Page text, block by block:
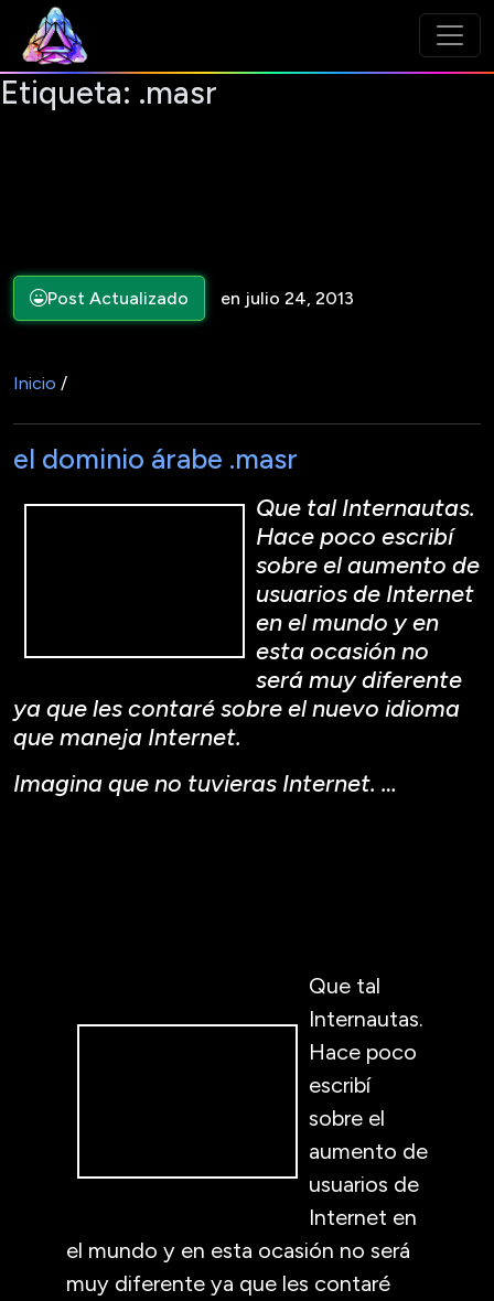
Etiqueta: .masr
Post Actualizado en julio 24, 2013
Inicio /
el dominio árabe .masr
Que tal Internautas.
Hace poco escribí
sobre el aumento de
usuarios de Internet
en el mundo y en
esta ocasión no
será muy diferente
ya que les contaré sobre el nuevo idioma
que maneja Internet.
Imagina que no tuvieras Internet. …
Que tal
Internautas.
Hace poco
escribí
sobre el
aumento de
usuarios de
Internet en
el mundo y en esta ocasión no será
muy diferente ya que les contaré